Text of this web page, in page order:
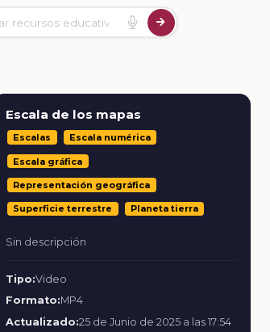
Escala de los mapas
Escalas Escala numérica
Escala gráfica
Representación geográfica
Superficie terrestre Planeta tierra
Sin descripción
Tipo:Video
Formato:MP4
Actualizado:25 de Junio de 2025 a las 17:54